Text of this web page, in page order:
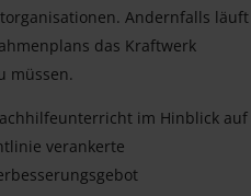
Andernfalls läuft
das Kraftwerk
müssen.
im Hinblick auf
verankerte